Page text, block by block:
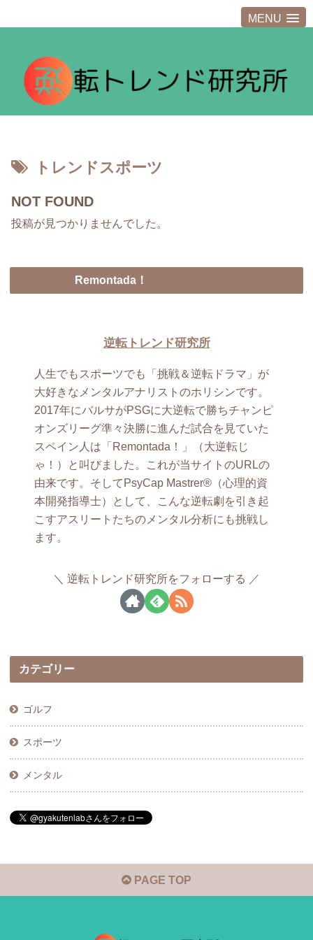
MENU
トレンドスポーツ
NOT FOUND
投稿が見つかりませんでした。
Remontada！
逆転トレンド研究所
人生でもスポーツでも「挑戦＆逆転ドラマ」が
大好きなメンタルアナリストのホリシンです。
2017年にバルサがPSGに大逆転で勝ちチャンピ
オンズリーグ準々決勝に進んだ試合を見ていた
スペイン人は「Remontada！」（大逆転じ
ゃ！）と叫びました。これが当サイトのURLの
由来です。そしてPsyCap Mastrer®（心理的資
本開発指導士）として、こんな逆転劇を引き起
こすアスリートたちのメンタル分析にも挑戦し
ます。
逆転トレンド研究所をフォローする
カテゴリー
ゴルフ
スポーツ
メンタル
PAGE TOP